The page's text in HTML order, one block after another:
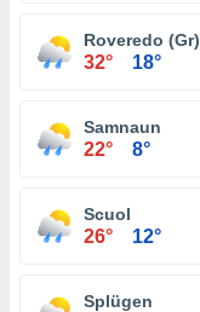
Roveredo (Gr)
32° 18°
Samnaun
22° 8°
Scuol
26° 12°
Splügen